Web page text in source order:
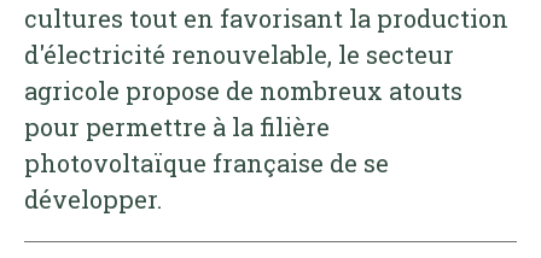
cultures tout en favorisant la production
d'électricité renouvelable, le secteur
agricole propose de nombreux atouts
pour permettre à la filière
photovoltaïque française de se
développer.